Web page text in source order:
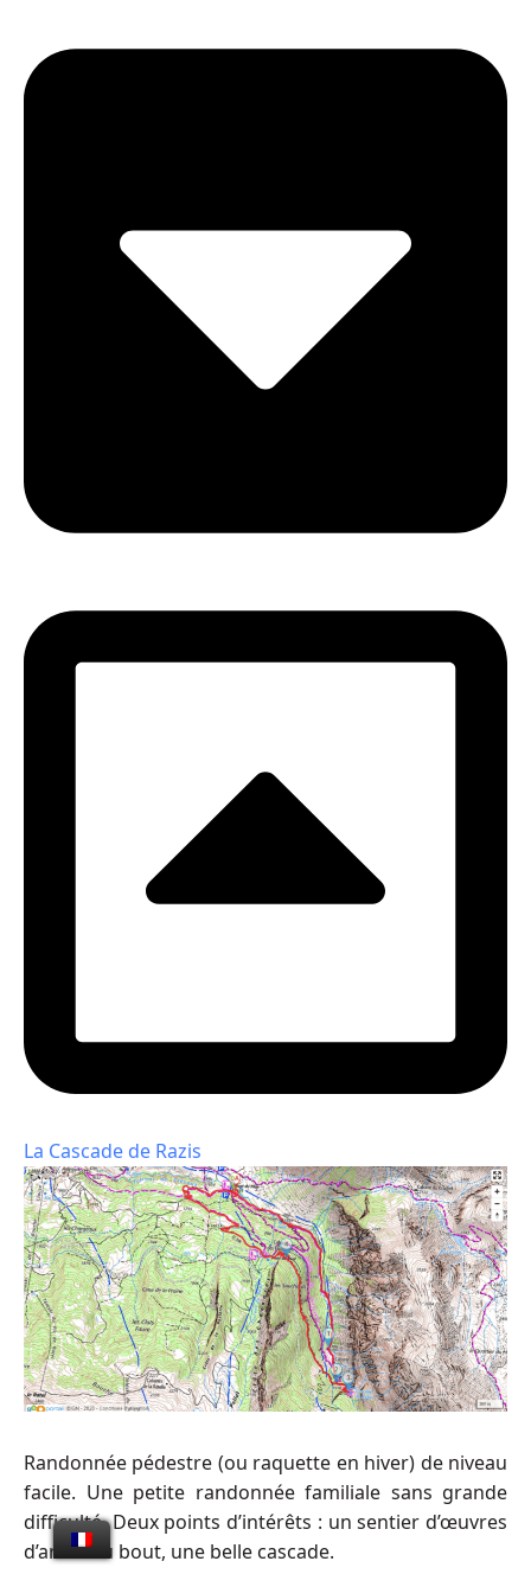
La Cascade de Razis
Randonnée pédestre (ou raquette en hiver) de niveau
facile. Une petite randonnée familiale sans grande
difficulté. Deux points d’intérêts : un sentier d’œuvres
d’art et au bout, une belle cascade.